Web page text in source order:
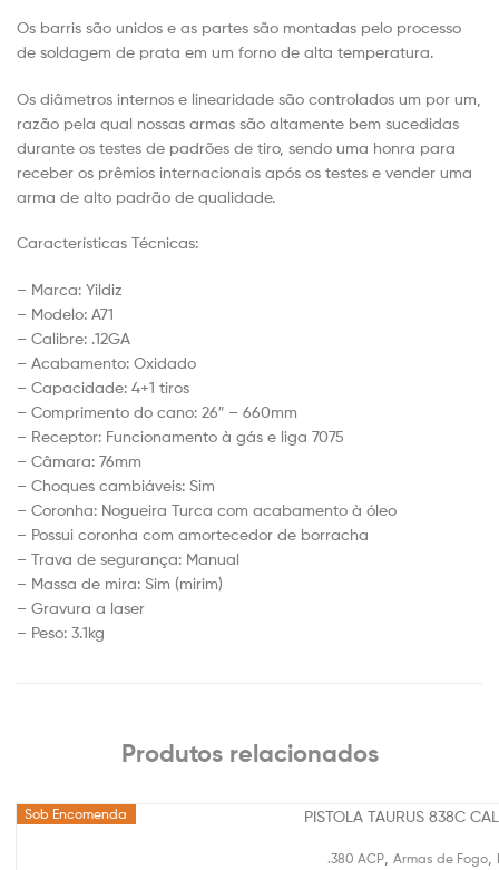
Os barris são unidos e as partes são montadas pelo processo
de soldagem de prata em um forno de alta temperatura.
Os diâmetros internos e linearidade são controlados um por um,
razão pela qual nossas armas são altamente bem sucedidas
durante os testes de padrões de tiro, sendo uma honra para
receber os prêmios internacionais após os testes e vender uma
arma de alto padrão de qualidade.
Características Técnicas:
– Marca: Yildiz
– Modelo: A71
– Calibre: .12GA
– Acabamento: Oxidado
– Capacidade: 4+1 tiros
– Comprimento do cano: 26″ – 660mm
– Receptor: Funcionamento à gás e liga 7075
– Câmara: 76mm
– Choques cambiáveis: Sim
– Coronha: Nogueira Turca com acabamento à óleo
– Possui coronha com amortecedor de borracha
– Trava de segurança: Manual
– Massa de mira: Sim (mirim)
– Gravura a laser
– Peso: 3.1kg
Produtos relacionados
Sob Encomenda
.380 ACP Armas de Fogo